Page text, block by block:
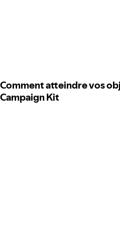
Comment atteindre vos
Campaign Kit